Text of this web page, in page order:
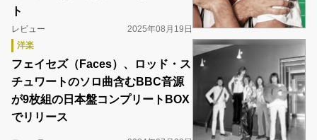
ト
レビュー
2025年08月19日
洋楽
フェイセズ（Faces）、ロッド・ス
チュワートのソロ曲含むBBC音源
が9枚組の日本盤コンプリートBOX
でリリース